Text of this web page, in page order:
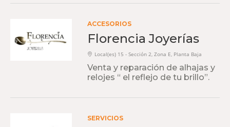
ACCESORIOS
Florencia Joyerías
Local(es) 15 - Sección 2, Zona E, Planta Baja
Venta y reparación de alhajas y
relojes “ el reflejo de tu brillo”.
SERVICIOS